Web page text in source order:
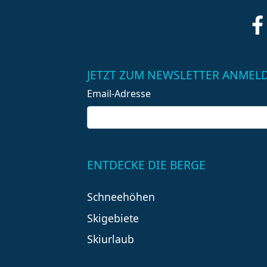
JETZT ZUM NEWSLETTER
Email-Adresse
ENTDECKE DIE BERGE
Schneehöhen
Skigebiete
Skiurlaub